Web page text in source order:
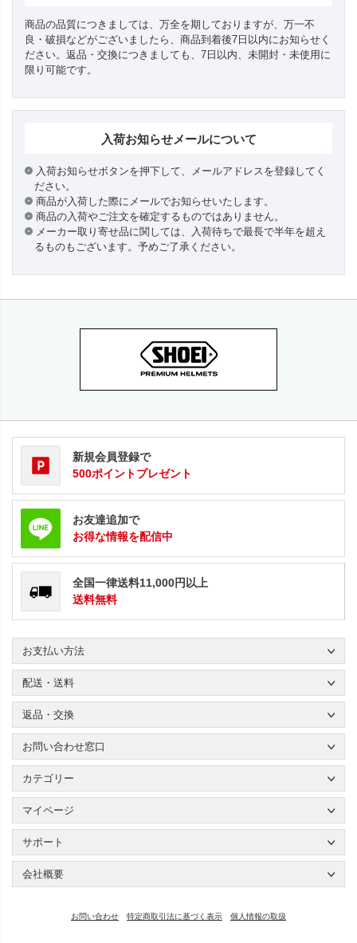
商品の品質につきましては、万全を期しておりますが、万一不
良・破損などがございましたら、商品到着後7日以内にお知らせく
ださい。返品・交換につきましても、7日以内、未開封・未使用に
限り可能です。
入荷お知らせメールについて
入荷お知らせボタンを押下して、メールアドレスを登録してく
ださい。
商品が入荷した際にメールでお知らせいたします。
商品の入荷やご注文を確定するものではありません。
メーカー取り寄せ品に関しては、入荷待ちで最長で半年を超え
るものもございます。予めご了承ください。
新規会員登録で
500ポイントプレゼント
お友達追加で
お得な情報を配信中
全国一律送料11,000円以上
送料無料
お支払い方法
配送・送料
返品・交換
お問い合わせ窓口
カテゴリー
マイページ
サポート
会社概要
お問い合わせ 特定商取引法に基づく表示 個人情報の取扱